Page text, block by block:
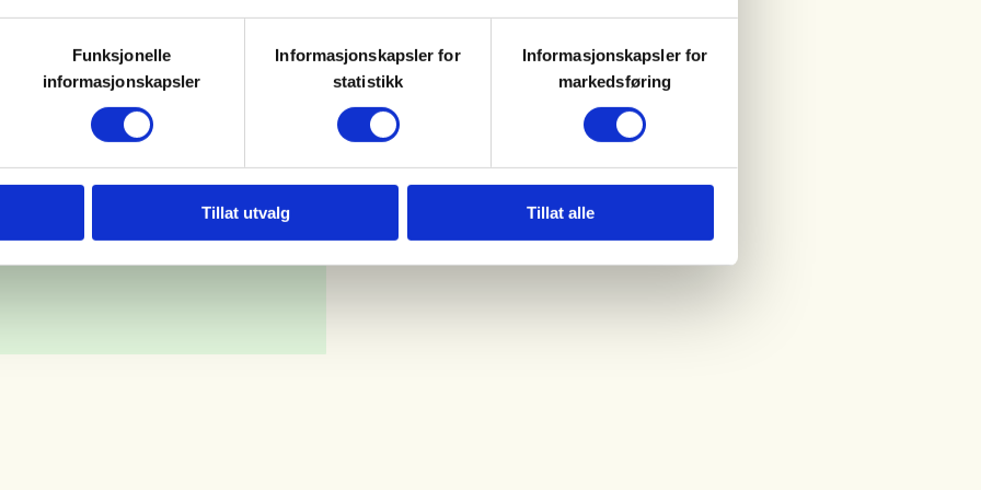
Funksjonelle
informasjonskapsler
Informasjonskapsler for
statistikk
Informasjonskapsler for
markedsføring
Tillat utvalg Tillat alle